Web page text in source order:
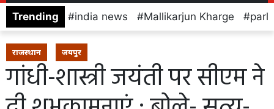
Trending india news Mallikarjun Kharge
राजस्थान जयपुर
गांधी-शास्त्री जयंती पर सीएम ने